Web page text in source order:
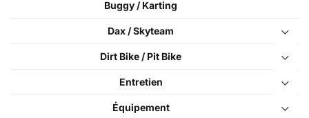
Buggy / Karting
Dax / Skyteam
Dirt Bike / Pit Bike
Entretien
Équipement